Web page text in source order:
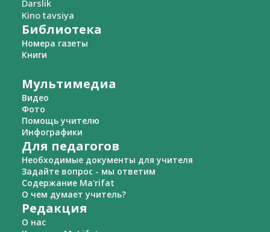
Darslik
Kino tavsiya
Библиотека
Номера газеты
Книги
Мультимедиа
Видео
Фото
Помощь учителю
Инфографики
Для педагогов
Необходимые документы для учителя
Задайте вопрос - мы ответим
Содержание Ma'rifat
О чем думает учитель?
Редакция
О нас